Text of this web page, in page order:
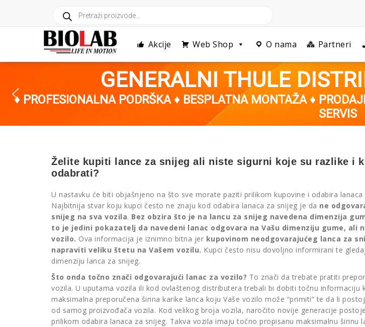
content
search
Akcije Web Shop O nama Partneri
GENERALNI THULE
♦ PROFESIONALNA PODRŠKA ♦ BESPLATNA MONTAŽA ♦
SERVIS
Želite kupiti lance za snijeg ali niste sigurni koje su razlike i
odabrati?
U nastavku će biti objašnjeno na što sve morate paziti prilikom kupovine i odabira lanaca
Najbitnija stvar koju kupci često ne znaju kod odabira lanaca za snijeg je da ne
snijeg na sva vozila. Bez obzira što je na lancu za snijeg navedena dimenzija
to je jedini pokazatelj da navedeni lanac odgovara na Vašu dimenziju gume, ali
vozilo. Ova informacija je iznimno bitna jer kupovinom neodgovarajućeg lanca za
napraviti veliku štetu na Vašem vozilu. Kupci često nisu dovoljno informirani te
dimenziju lanca za snijeg.
Što onda točno znači odgovarajući lanac za vozilo? To znači da trebate pratiti
vozila. U uputama vozila ili kod ovlaštenog distributera trebali bi dobiti točnu informaciju
maksimalna preporučena širina karike lanca koju Vaše vozilo može “primiti” te da li
od samog proizvođača vozila. Kod velikog broja vozila, naročito novije generacije
prilikom odabira lanaca za snijeg. Takva vozila imaju točno propisanu maksimalnu širinu